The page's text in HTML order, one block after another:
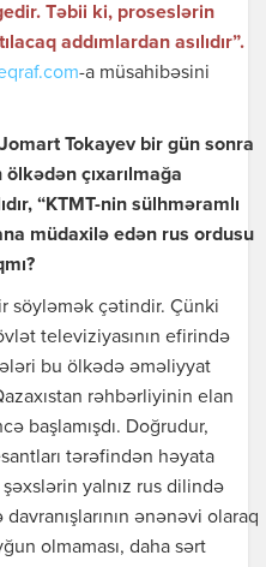
Təbii ki, proseslərin
addımlardan asılıdır”.
-a müsahibəsini
Tokayev bir gün sonra
çıxarılmağa
“KTMT-nin sülhməramlı
müdaxilə edən rus ordusu
söyləmək çətindir. Çünki
televiziyasının efirində
bu ölkədə əməliyyat
rəhbərliyinin elan
başlamışdı. Doğrudur,
tərəfindən həyata
yalnız rus dilində
davranışlarının ənənəvi olaraq
olmaması, daha sərt